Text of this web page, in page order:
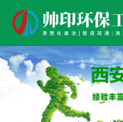
首页 清理工程 清淤工程